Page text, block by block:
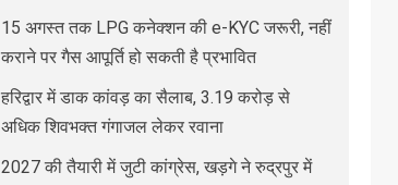
15 अगस्त तक LPG कनेक्शन की e-KYC जरूरी, नहीं
कराने पर गैस आपूर्ति हो सकती है प्रभावित
हरिद्वार में डाक कांवड़ का सैलाब, 3.19 करोड़ से
अधिक शिवभक्त गंगाजल लेकर रवाना
2027 की तैयारी में जुटी कांग्रेस, खड़गे ने रुद्रपुर में